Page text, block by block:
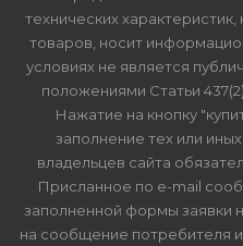
технических
товаров, носит
условиях не является
положениями Статьи
Нажатие на кнопку
заполнение тех или
владельцев сайта
Присланное по e-mail
заполненной формы заявки
на сообщение потребителя